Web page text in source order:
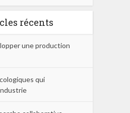
récents
une production
qui